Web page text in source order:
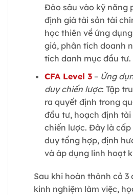
Đào sâu vào kỹ năng
định giá tài sản tài
học thiên về ứng
giá, phân tích doanh
tích danh mục đầu tư.
CFA Level 3– Ứng
duy chiến lược: Tập
ra quyết định trong
đầu tư, hoạch định tài
chiến lược. Đây là
duy tổng hợp, định
và áp dụng linh hoạt
Sau khi hoàn thành cả 3
kinh nghiệm làm việc,